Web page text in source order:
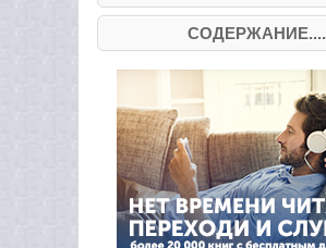
СОДЕРЖАНИЕ....